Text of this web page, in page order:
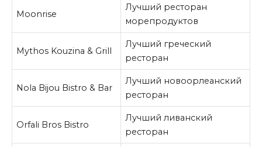
Moonrise
Лучший ресторан
морепродуктов
Mythos Kouzina & Grill
Лучший греческий
ресторан
Nola Bijou Bistro & Bar
Лучший новоорлеанский
ресторан
Orfali Bros Bistro
Лучший ливанский
ресторан